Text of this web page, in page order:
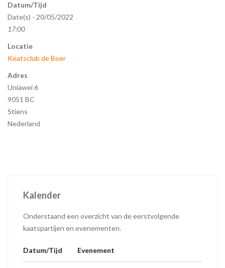
Datum/Tijd
Date(s) - 20/05/2022
17:00
Locatie
Keatsclub de Boer
Adres
Uniawei 6
9051 BC
Stiens
Nederland
Kalender
Onderstaand een overzicht van de eerstvolgende
kaatspartijen en evenementen.
Datum/Tijd Evenement